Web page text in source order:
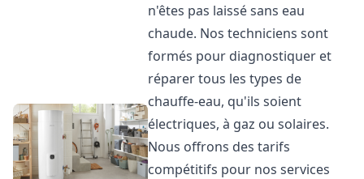
n'êtes pas laissé sans eau
chaude. Nos techniciens sont
formés pour diagnostiquer et
réparer tous les types de
chauffe-eau, qu'ils soient
électriques, à gaz ou solaires.
Nous offrons des tarifs
compétitifs pour nos services